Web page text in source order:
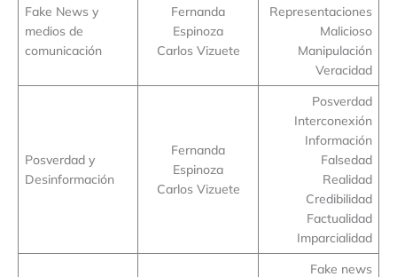
Fake News y
medios de
comunicación
Fernanda
Espinoza
Carlos Vizuete
Representaciones
Malicioso
Manipulación
Veracidad
Posverdad y
Desinformación
Fernanda
Espinoza
Carlos Vizuete
Posverdad
Interconexión
Información
Falsedad
Realidad
Credibilidad
Factualidad
Imparcialidad
Fake news